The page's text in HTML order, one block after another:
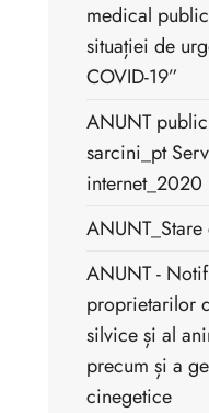
medical
situației de
COVID-19”
ANUNT
sarcini_pt
internet_2020
ANUNT -
proprietarilor
silvice și al
precum și a
cinegetice